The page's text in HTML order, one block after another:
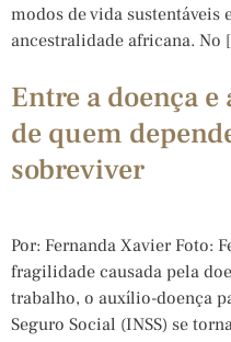
modos de vida sustentáveis
ancestralidade africana. No
Entre a doença
de quem
sobreviver
Por: Fernanda Xavier Foto:
fragilidade causada pela
trabalho, o auxílio-doença
Seguro Social (INSS) se